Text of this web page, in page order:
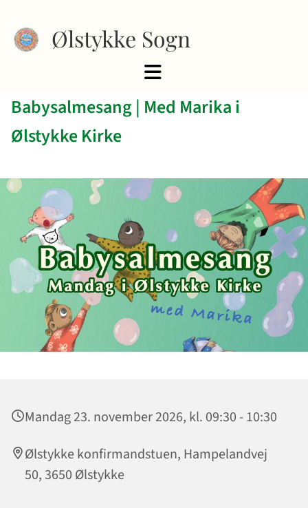
Ølstykke Sogn
Babysalmesang | Med Marika i
Ølstykke Kirke
Mandag 23. november 2026, kl. 09:30 - 10:30
Ølstykke konfirmandstuen, Hampelandvej
50, 3650 Ølstykke